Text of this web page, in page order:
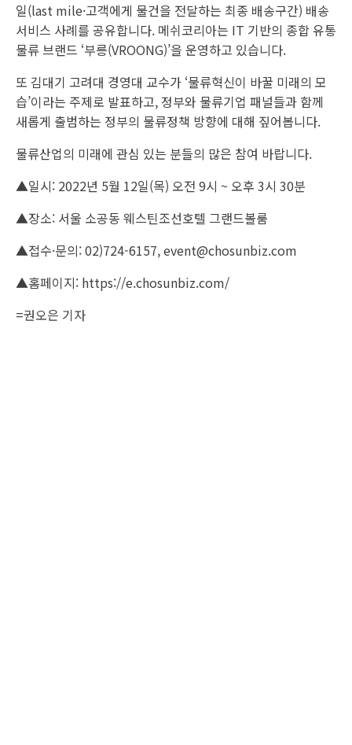
일(last mile·고객에게 물건을 전달하는 최종 배송구간) 배송
서비스 사례를 공유합니다. 메쉬코리아는 IT 기반의 종합 유통
물류 브랜드 ‘부릉(VROONG)’을 운영하고 있습니다.
또 김대기 고려대 경영대 교수가 ‘물류혁신이 바꿀 미래의 모
습’이라는 주제로 발표하고, 정부와 물류기업 패널들과 함께
새롭게 출범하는 정부의 물류정책 방향에 대해 짚어봅니다.
물류산업의 미래에 관심 있는 분들의 많은 참여 바랍니다.
▲일시: 2022년 5월 12일(목) 오전 9시 ~ 오후 3시 30분
▲장소: 서울 소공동 웨스틴조선호텔 그랜드볼룸
▲접수·문의: 02)724-6157, event@chosunbiz.com
▲홈페이지: https://e.chosunbiz.com/
=권오은 기자